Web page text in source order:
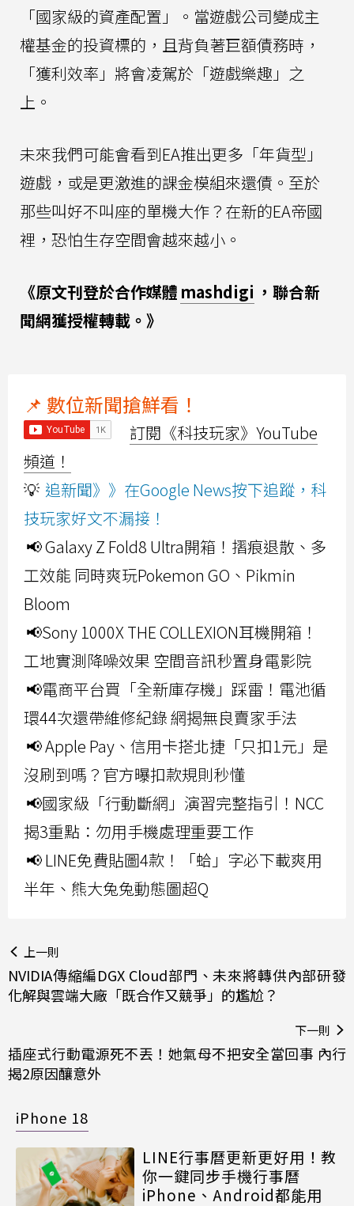
「國家級的資產配置」。當遊戲公司變成主
權基金的投資標的，且背負著巨額債務時，
「獲利效率」將會凌駕於「遊戲樂趣」之
上。
未來我們可能會看到EA推出更多「年貨型」
遊戲，或是更激進的課金模組來還債。至於
那些叫好不叫座的單機大作？在新的EA帝國
裡，恐怕生存空間會越來越小。
《原文刊登於合作媒體 mashdigi ，聯合新
聞網獲授權轉載。》
📌 數位新聞搶鮮看！
訂閱《科技玩家》YouTube
頻道！
💡 追新聞》》在Google News按下追蹤，科
技玩家好文不漏接！
📢 Galaxy Z Fold8 Ultra開箱！摺痕退散、多
工效能 同時爽玩Pokemon GO、Pikmin
Bloom
📢Sony 1000X THE COLLEXION耳機開箱！
工地實測降噪效果 空間音訊秒置身電影院
📢電商平台買「全新庫存機」踩雷！電池循
環44次還帶維修紀錄 網揭無良賣家手法
📢 Apple Pay、信用卡搭北捷「只扣1元」是
沒刷到嗎？官方曝扣款規則秒懂
📢國家級「行動斷網」演習完整指引！NCC
揭3重點：勿用手機處理重要工作
📢 LINE免費貼圖4款！「蛤」字必下載爽用
半年、熊大兔兔動態圖超Q
上一則
NVIDIA傳縮編DGX Cloud部門、未來將轉供內部研發
化解與雲端大廠「既合作又競爭」的尷尬？
下一則
插座式行動電源死不丟！她氣母不把安全當回事 內行
揭2原因釀意外
iPhone 18
LINE行事曆更新更好用！教
你一鍵同步手機行事曆
iPhone、Android都能用